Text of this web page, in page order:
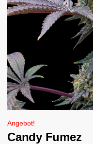
Angebot!
Candy Fumez